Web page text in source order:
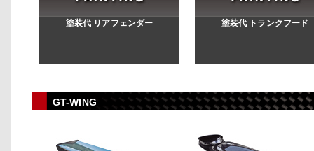
塗装代 リアフェンダー 塗装代 トランクフード
GT-WING